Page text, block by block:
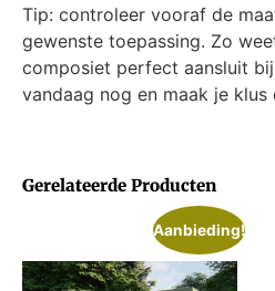
Gerelateerde Producten
Aanbieding!
Tip: controleer vooraf de
gewenste toepassing. Zo
composiet perfect aansluit
vandaag nog en maak je klus